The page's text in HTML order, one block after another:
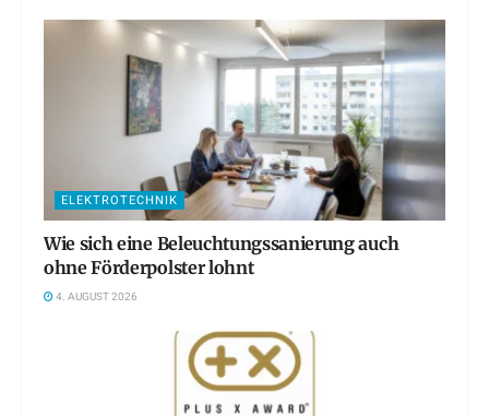
ELEKTROTECHNIK
Wie sich eine Beleuchtungssanierung auch
ohne Förderpolster lohnt
4. AUGUST 2026